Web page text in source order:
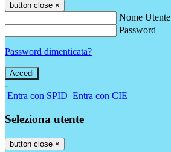
button close ×
Nome Utente
Password
Password dimenticata?
-
Entra con SPID Entra con CIE
Seleziona utente
button close ×